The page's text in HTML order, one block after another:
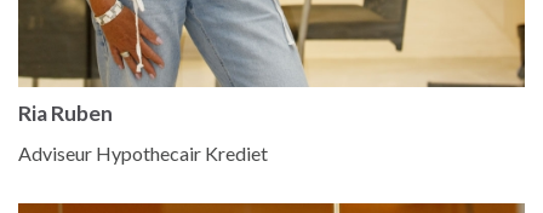
Ria Ruben
Adviseur Hypothecair Krediet